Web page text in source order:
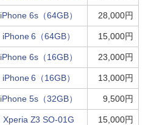
iPhone 6s（64GB） 28,000円
iPhone 6（64GB） 15,000円
iPhone 6s（16GB） 23,000円
iPhone 6（16GB） 13,000円
iPhone 5s（32GB） 9,500円
Xperia Z3 SO-01G 15,000円